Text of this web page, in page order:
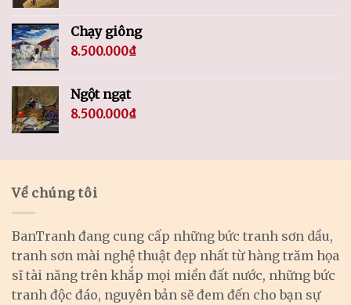
Chạy giông
8.500.000₫
Ngột ngạt
8.500.000₫
Về chúng tôi
BanTranh đang cung cấp những bức tranh sơn dầu,
tranh sơn mài nghệ thuật đẹp nhất từ hàng trăm họa
sĩ tài năng trên khắp mọi miền đất nước, những bức
tranh độc đáo, nguyên bản sẽ đem đến cho bạn sự